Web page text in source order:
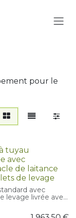
pour le
tuyau
avec
de laitance
de levage
avec
levage livrée avec
de 3m